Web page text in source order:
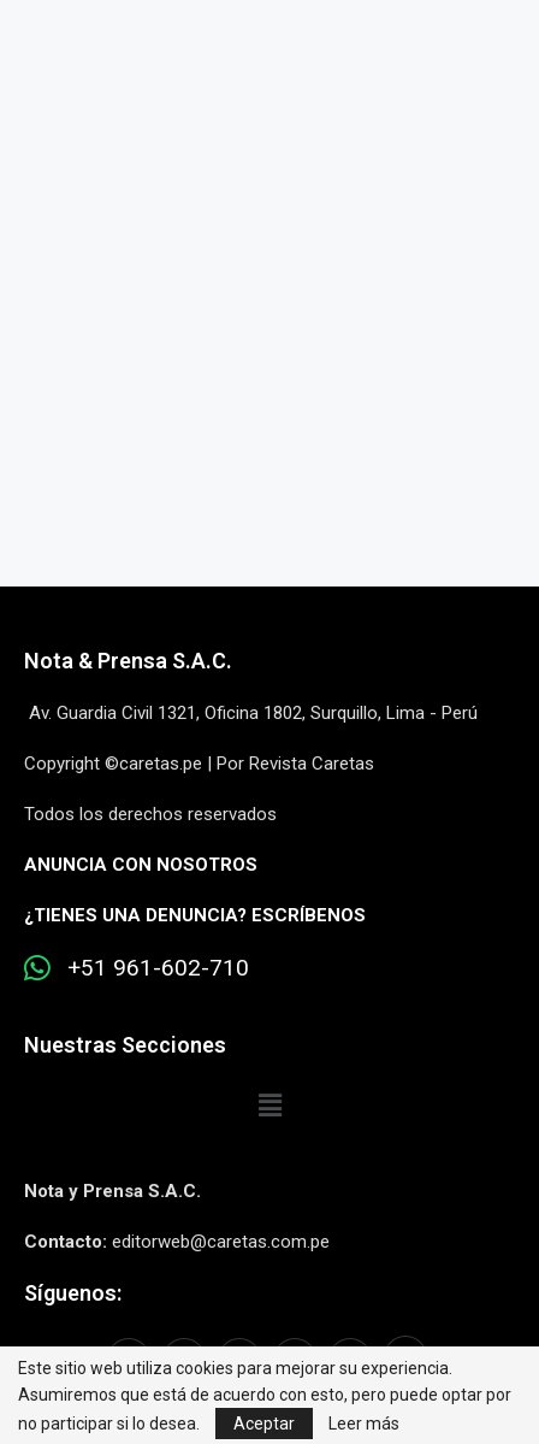
Nota & Prensa S.A.C.
Av. Guardia Civil 1321, Oficina 1802, Surquillo, Lima - Perú
Copyright ©caretas.pe | Por Revista Caretas
Todos los derechos reservados
ANUNCIA CON NOSOTROS
¿TIENES UNA DENUNCIA? ESCRÍBENOS
+51 961-602-710
Nuestras Secciones
Nota y Prensa S.A.C.
Contacto: editorweb@caretas.com.pe
Síguenos:
Este sitio web utiliza cookies para mejorar su experiencia.
Asumiremos que está de acuerdo con esto, pero puede optar por
no participar si lo desea.
Aceptar Leer más